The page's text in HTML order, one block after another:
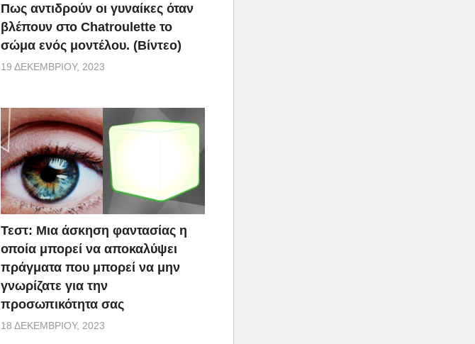
Πως αντιδρούν οι γυναίκες όταν
βλέπουν στο Chatroulette το
σώμα ενός μοντέλου. (Βίντεο)
19 ΔΕΚΕΜΒΡΊΟΥ, 2023
Τεστ: Μια άσκηση φαντασίας η
οποία μπορεί να αποκαλύψει
πράγματα που μπορεί να μην
γνωρίζατε για την
προσωπικότητα σας
18 ΔΕΚΕΜΒΡΊΟΥ, 2023